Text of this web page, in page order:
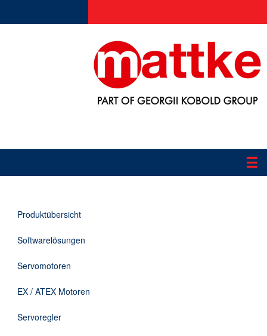
☰
Applikationen
Informationen
Downloads
Kontakt
Produktübersicht
Softwarelösungen
Servomotoren
EX / ATEX Motoren
Servoregler